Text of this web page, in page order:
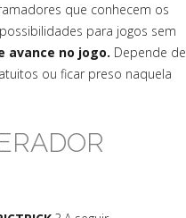
que conhecem os
para jogos sem
avance no jogo. Depende de
ou ficar preso naquela